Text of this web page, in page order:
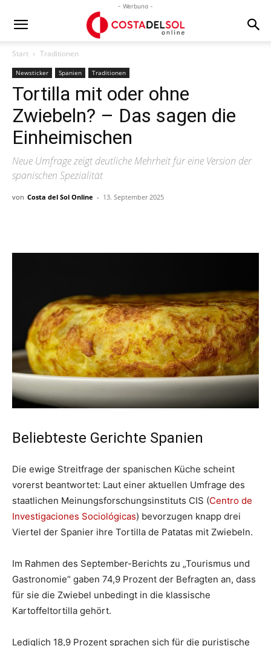
- Werbung -
Start Traditionen
Newsticker Spanien Traditionen
Tortilla mit oder ohne
Zwiebeln? – Das sagen die
Einheimischen
Neue Umfrage zeigt deutliche Mehrheit für eine Version der
spanischen Spezialität
von Costa del Sol Online - 13. September 2025
Beliebteste Gerichte Spanien
Die ewige Streitfrage der spanischen Küche scheint
vorerst beantwortet: Laut einer aktuellen Umfrage des
staatlichen Meinungsforschungsinstituts CIS (Centro de
Investigaciones Sociológicas) bevorzugen knapp drei
Viertel der Spanier ihre Tortilla de Patatas mit Zwiebeln.
Im Rahmen des September-Berichts zu „Tourismus und
Gastronomie“ gaben 74,9 Prozent der Befragten an, dass
für sie die Zwiebel unbedingt in die klassische
Kartoffeltortilla gehört.
Lediglich 18,9 Prozent sprachen sich für die puristische